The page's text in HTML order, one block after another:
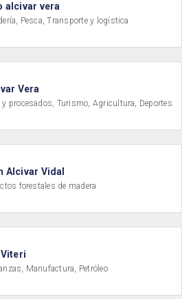
alcivar vera
Pesca, Transporte y logística
Vera
procesados, Turismo, Agricultura, Deportes
Alcivar Vidal
forestales de madera
Manufactura, Petróleo